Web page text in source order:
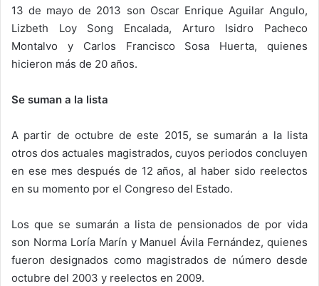
13 de mayo de 2013 son Oscar Enrique Aguilar Angulo,
Lizbeth Loy Song Encalada, Arturo Isidro Pacheco
Montalvo y Carlos Francisco Sosa Huerta, quienes
hicieron más de 20 años.
Se suman a la lista
A partir de octubre de este 2015, se sumarán a la lista
otros dos actuales magistrados, cuyos periodos concluyen
en ese mes después de 12 años, al haber sido reelectos
en su momento por el Congreso del Estado.
Los que se sumarán a lista de pensionados de por vida
son Norma Loría Marín y Manuel Ávila Fernández, quienes
fueron designados como magistrados de número desde
octubre del 2003 y reelectos en 2009.